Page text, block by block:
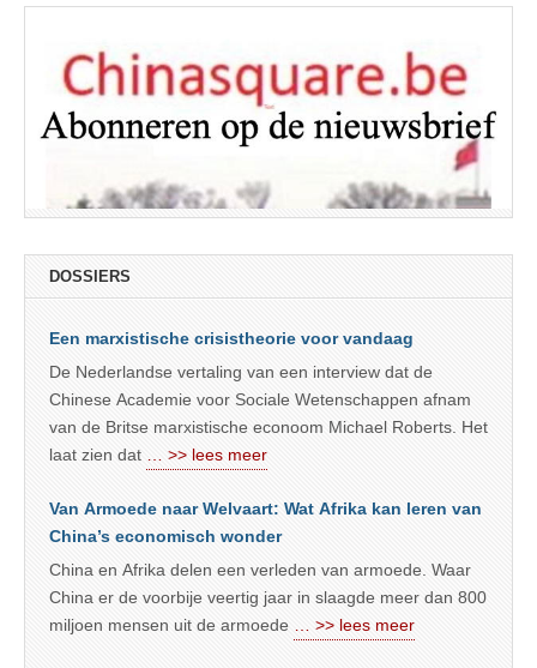
DOSSIERS
Een marxistische crisistheorie voor vandaag
De Nederlandse vertaling van een interview dat de
Chinese Academie voor Sociale Wetenschappen afnam
van de Britse marxistische econoom Michael Roberts. Het
laat zien dat
… >> lees meer
Van Armoede naar Welvaart: Wat Afrika kan leren van
China’s economisch wonder
China en Afrika delen een verleden van armoede. Waar
China er de voorbije veertig jaar in slaagde meer dan 800
miljoen mensen uit de armoede
… >> lees meer